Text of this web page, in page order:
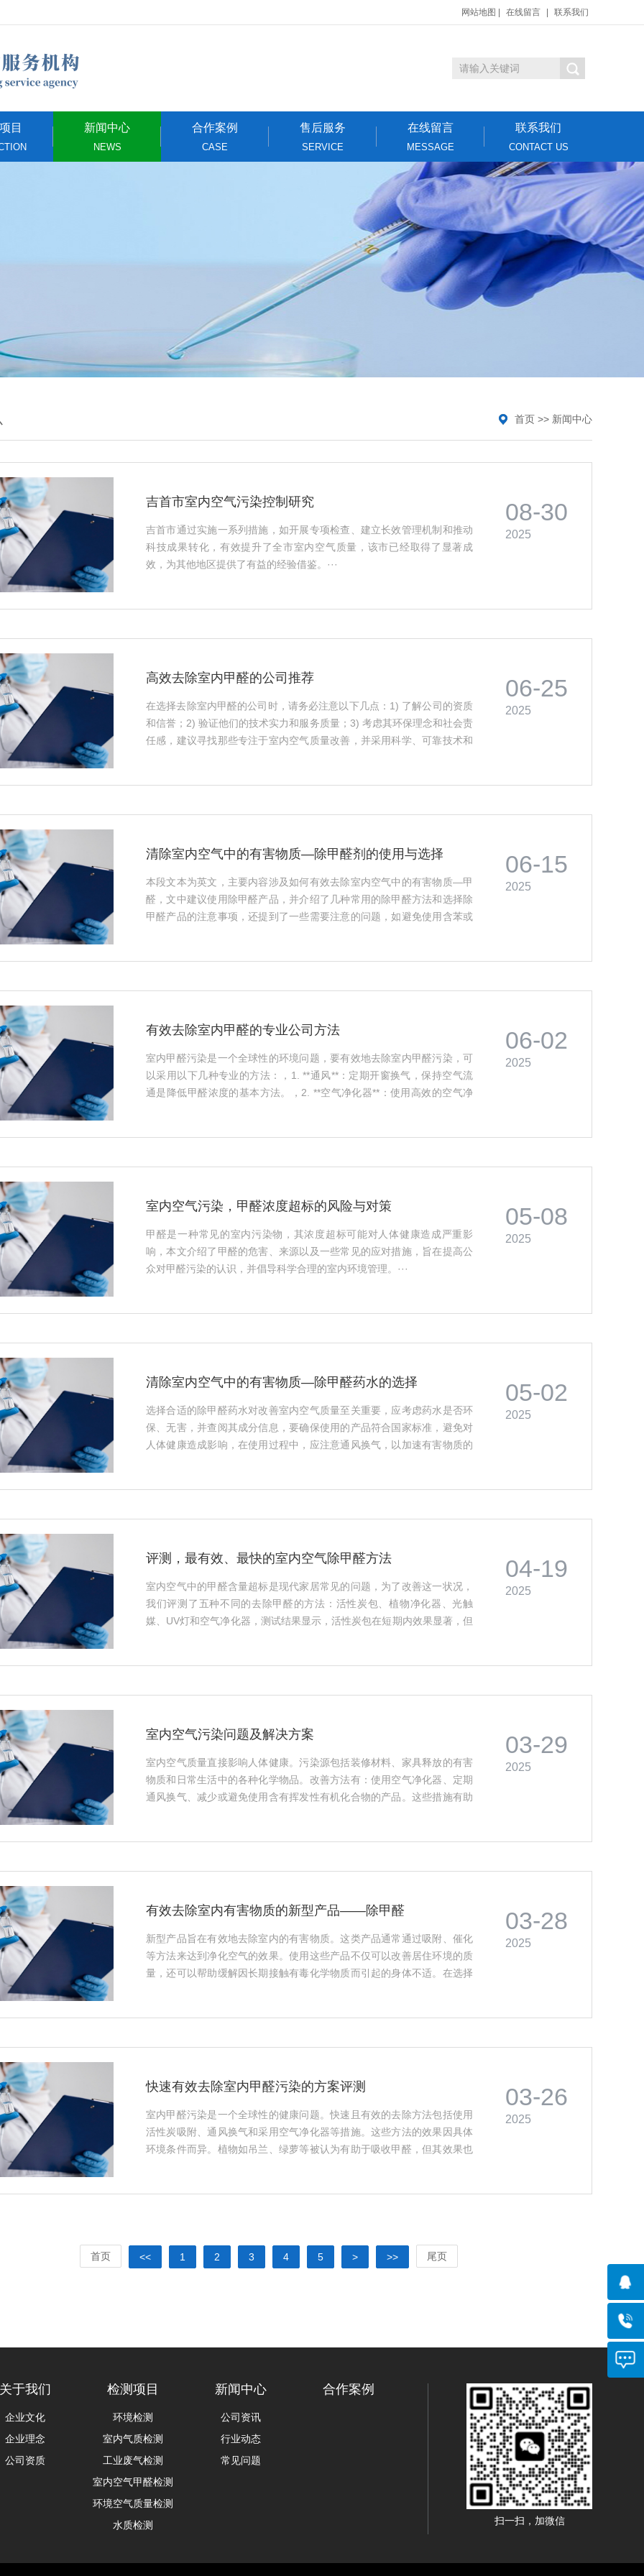
网站地图 在线留言 联系我们
目 新闻中心
NEWS
合作案例
CASE
售后服务
SERVICE
在线留言
MESSAGE
联系我们
CONTACT US
首页 >> 新闻中心
08-30
2025
吉首市室内空气污染控制研究
吉首市通过实施一系列措施，如开展专项检查、建立长效管理机制和推动
科技成果转化，有效提升了全市室内空气质量，该市已经取得了显著成
效，为其他地区提供了有益的经验借鉴。···
06-25
2025
高效去除室内甲醛的公司推荐
在选择去除室内甲醛的公司时，请务必注意以下几点：1) 了解公司的资质
和信誉；2) 验证他们的技术实力和服务质量；3) 考虑其环保理念和社会责
任感，建议寻找那些专注于室内空气质量改善，并采用科学、可靠技术和
06-15
2025
清除室内空气中的有害物质—除甲醛剂的使用与选择
本段文本为英文，主要内容涉及如何有效去除室内空气中的有害物质—甲
醛，文中建议使用除甲醛产品，并介绍了几种常用的除甲醛方法和选择除
甲醛产品的注意事项，还提到了一些需要注意的问题，如避免使用含苯或
06-02
2025
有效去除室内甲醛的专业公司方法
室内甲醛污染是一个全球性的环境问题，要有效地去除室内甲醛污染，可
以采用以下几种专业的方法：，1. **通风**：定期开窗换气，保持空气流
通是降低甲醛浓度的基本方法。，2. **空气净化器**：使用高效的空气净
05-08
2025
室内空气污染，甲醛浓度超标的风险与对策
甲醛是一种常见的室内污染物，其浓度超标可能对人体健康造成严重影
响，本文介绍了甲醛的危害、来源以及一些常见的应对措施，旨在提高公
众对甲醛污染的认识，并倡导科学合理的室内环境管理。···
05-02
2025
清除室内空气中的有害物质—除甲醛药水的选择
选择合适的除甲醛药水对改善室内空气质量至关重要，应考虑药水是否环
保、无害，并查阅其成分信息，要确保使用的产品符合国家标准，避免对
人体健康造成影响，在使用过程中，应注意通风换气，以加速有害物质的
04-19
2025
评测，最有效、最快的室内空气除甲醛方法
室内空气中的甲醛含量超标是现代家居常见的问题，为了改善这一状况，
我们评测了五种不同的去除甲醛的方法：活性炭包、植物净化器、光触
媒、UV灯和空气净化器，测试结果显示，活性炭包在短期内效果显著，但
03-29
2025
室内空气污染问题及解决方案
室内空气质量直接影响人体健康。污染源包括装修材料、家具释放的有害
物质和日常生活中的各种化学物品。改善方法有：使用空气净化器、定期
通风换气、减少或避免使用含有挥发性有机化合物的产品。这些措施有助
03-28
2025
有效去除室内有害物质的新型产品——除甲醛
新型产品旨在有效地去除室内的有害物质。这类产品通常通过吸附、催化
等方法来达到净化空气的效果。使用这些产品不仅可以改善居住环境的质
量，还可以帮助缓解因长期接触有毒化学物质而引起的身体不适。在选择
03-26
2025
快速有效去除室内甲醛污染的方案评测
室内甲醛污染是一个全球性的健康问题。快速且有效的去除方法包括使用
活性炭吸附、通风换气和采用空气净化器等措施。这些方法的效果因具体
环境条件而异。植物如吊兰、绿萝等被认为有助于吸收甲醛，但其效果也
首页 << 1 2 3 4 5 > >> 尾页
关于我们
企业文化
企业理念
公司资质
检测项目
环境检测
室内气质检测
工业废气检测
室内空气甲醛检测
环境空气质量检测
水质检测
新闻中心
公司资讯
行业动态
常见问题
合作案例
扫一扫，加微信